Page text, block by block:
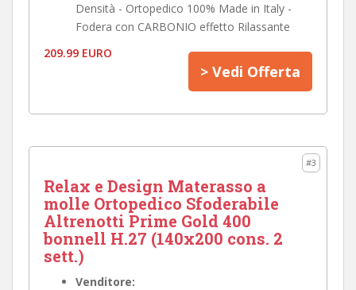
Densità - Ortopedico 100% Made in Italy -
Fodera con CARBONIO effetto Rilassante
209.99 EURO
> Vedi Offerta
#3
Relax e Design Materasso a
molle Ortopedico Sfoderabile
Altrenotti Prime Gold 400
bonnell H.27 (140x200 cons. 2
sett.)
Venditore: